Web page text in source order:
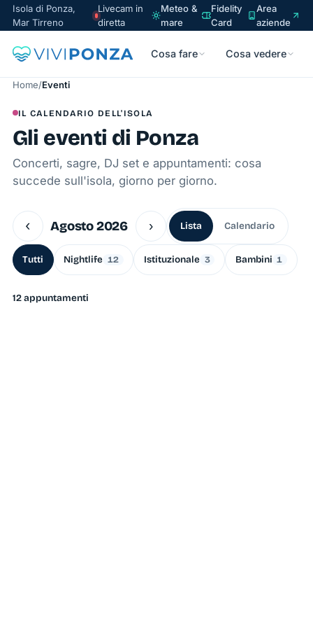
Isola di Ponza,
Mar Tirreno
Livecam in
diretta
Meteo &
mare
Fidelity
Card
Area
aziende
Cosa fare Cosa vedere
Home/Eventi
IL CALENDARIO DELL'ISOLA
Gli eventi di Ponza
Concerti, sagre, DJ set e appuntamenti: cosa
succede sull'isola, giorno per giorno.
‹ Agosto 2026 › Lista Calendario
Tutti Nightlife 12 Istituzionale 3 Bambini 1
12 appuntamenti